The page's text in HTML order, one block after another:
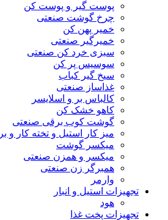
پوست گیر و پوست کن
چرخ گوشت صنعتی
خمیر پهن کن
خمیرگیر صنعتی
سبزی خرد کن صنعتی
سوسیس پر کن
سیخ گیر کباب
غذاساز صنعتی
کالباس بر و اسلایسر
کاهو خشک کن
گوشت کوب برقی صنعتی
میز کار استیل و تخته کار و
میکسر گوشت
میکسر و همزن صنعتی
همبرگر زن صنعتی
وارمر
تجهیزات استیل و انبار
هود
تجهیزات پخت غذا